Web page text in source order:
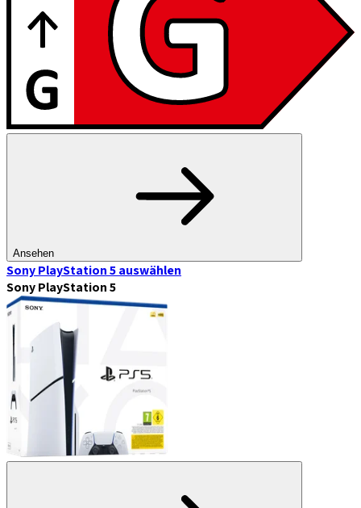
Ansehen
Sony PlayStation 5auswählen
Sony PlayStation 5